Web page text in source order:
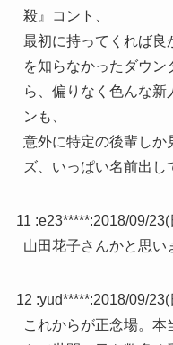
殺』コント、
最初に持ってくれば良
を知らなかったダウン
ら、偏りなく色んな新
ンも、
意外に特定の後輩しか
ズ、いっぱい名前出し
11 :e23*****:2018/09/
山田花子さんかと思い
12 :yud*****:2018/09/
これからが正念場。本